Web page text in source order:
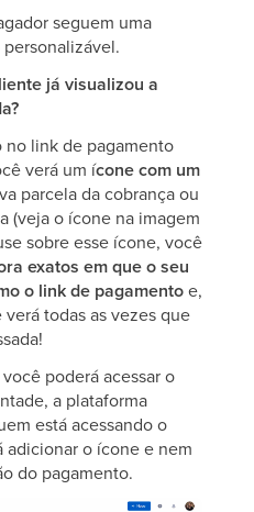
seguem uma
já visualizou a
link de pagamento
verá um ícone com um
parcela da cobrança ou
(veja o ícone na imagem
sobre esse ícone, você
exatos em que o seu
o link de pagamentoe,
todas as vezes que
poderá acessar o
a plataforma
está acessando o
adicionar o ícone e nem
do pagamento.